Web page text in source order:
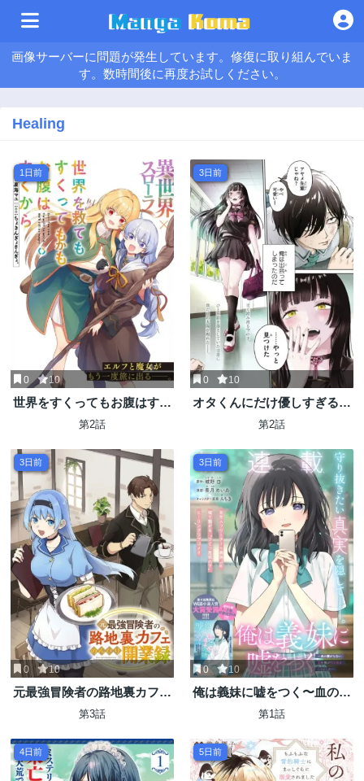
画像サーバーに問題が発生しています。修復に取り組んでいま
す。数時間後に再度お試しください。
Healing
1日前
0 10
世界をすくってもお腹はすく
から
第2話
3日前
0 10
オタくんにだけ優しすぎるア
ヤメさん
第2話
3日前
0 10
元最強冒険者の路地裏カフェ
のんびり開業録 マスター、こ
ますよ～!
第3話
3日前
0 10
俺は義妹に嘘をつく〜血の繋
がらない妹を俺が引き取るこ
第1話
4日前 5日前